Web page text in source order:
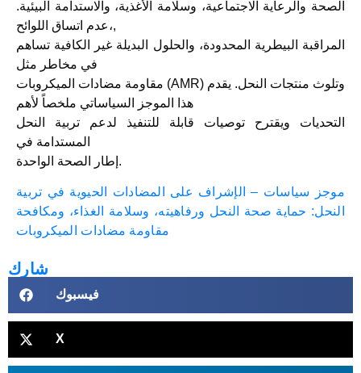
الصحة والرعاية الاجتماعية، وسلامة الأغذية، والاستدامة البيئية.
عدم اتساق اللوائح،,
المراقبة البيطرية المحدودة، والحلول البديلة غير الكافية تساهم
في مخاطر مثل
مقاومة مضادات الميكروبات (AMR) وتلوث منتجات النحل. يقدم
هذا الموجز السياساتي ملخصاً لأهم
التحديات ويقترح توصيات قابلة للتنفيذ لدعم تربية النحل
المستدامة في
إطار الصحة الواحدة.
موجز سياسات – الإشراف على المضادات الحيوية في تربية
النحل: حماية صحة النحل ورفاهيته، وسلامة الغذاء، ومكافحة
مقاومة مضادات الميكروبات
شارك
فيسبوك
X